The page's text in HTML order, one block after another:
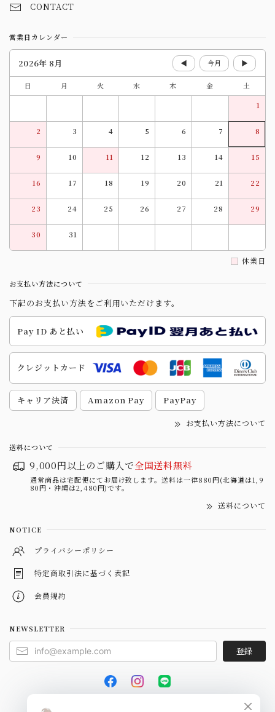
CONTACT
営業日カレンダー
2026年 8月 ◀ 今月 ▶
日 月 火 水 木 金
土
1
2 3 4 5 6 7 8
9 10 11 12 13 14 15
16 17 18 19 20 21 22
23 24 25 26 27 28 29
30 31
休業日
お支払い方法について
下記のお支払い方法をご利用いただけます。
Pay ID あと払い
クレジットカード
キャリア決済 Amazon Pay PayPay
お支払い方法について
送料について
9,000円以上のご購入で全国送料無料
通常商品は宅配便にてお届け致します。送料は一律880円(北海道は1,9
80円・沖縄は2,480円)です。
送料について
NOTICE
プライバシーポリシー
特定商取引法に基づく表記
会員規約
NEWSLETTER
登録